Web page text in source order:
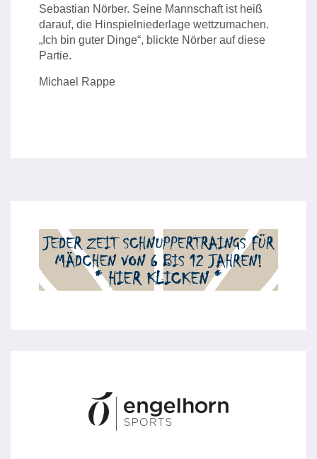
Sebastian Nörber. Seine Mannschaft ist heiß
darauf, die Hinspielniederlage wettzumachen.
„Ich bin guter Dinge“, blickte Nörber auf diese
Partie.
Michael Rappe